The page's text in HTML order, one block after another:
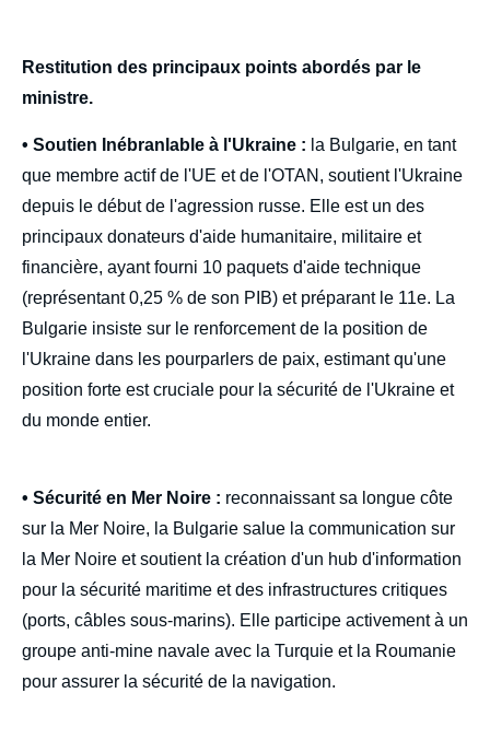
Restitution des principaux points abordés par le
ministre.
• Soutien Inébranlable à l'Ukraine : la Bulgarie, en tant
que membre actif de l'UE et de l'OTAN, soutient l'Ukraine
depuis le début de l'agression russe. Elle est un des
principaux donateurs d'aide humanitaire, militaire et
financière, ayant fourni 10 paquets d'aide technique
(représentant 0,25 % de son PIB) et préparant le 11e. La
Bulgarie insiste sur le renforcement de la position de
l'Ukraine dans les pourparlers de paix, estimant qu'une
position forte est cruciale pour la sécurité de l'Ukraine et
du monde entier.
• Sécurité en Mer Noire : reconnaissant sa longue côte
sur la Mer Noire, la Bulgarie salue la communication sur
la Mer Noire et soutient la création d'un hub d'information
pour la sécurité maritime et des infrastructures critiques
(ports, câbles sous-marins). Elle participe activement à un
groupe anti-mine navale avec la Turquie et la Roumanie
pour assurer la sécurité de la navigation.